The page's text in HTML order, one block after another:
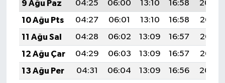
9 Ağu Paz
04:25 06:00 13:10 16:58
20:09
10 Ağu Pts
04:27 06:01 13:10 16:58
20:08
11 Ağu Sal
04:28 06:02 13:09 16:57
20:07
12 Ağu Çar
04:29 06:03 13:09 16:57
20:05
13 Ağu Per
04:31 06:04 13:09 16:56
20:04